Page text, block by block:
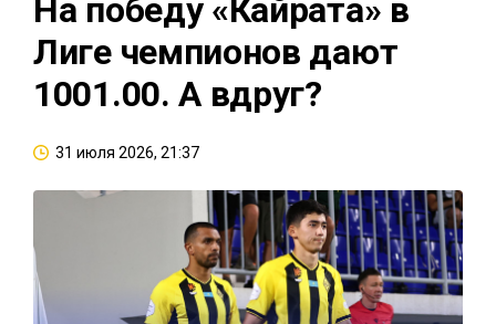
На победу «Кайрата» в
Лиге чемпионов дают
1001.00. А вдруг?
31 июля 2026, 21:37